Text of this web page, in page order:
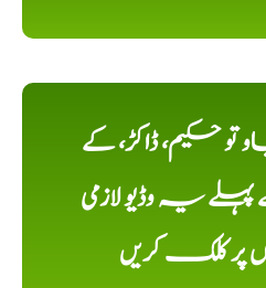
حکیم، ڈاکڑ، کے
یہ وڈیو لازمی
پر کلک کریں